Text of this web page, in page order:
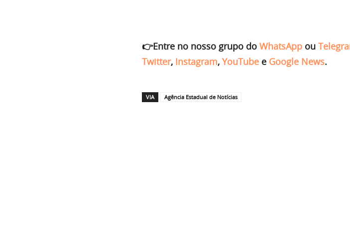
👉Entre no nosso grupo do WhatsApp ou
Twitter, Instagram, YouTube e Google News.
VIA Agência Estadual de Notícias